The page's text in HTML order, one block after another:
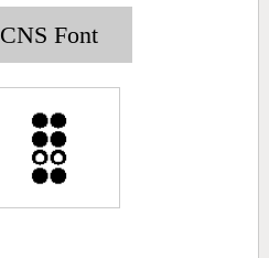
Pinyin Query
CNS Font